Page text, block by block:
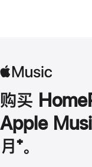
购买
Apple
月 脚
⁺。